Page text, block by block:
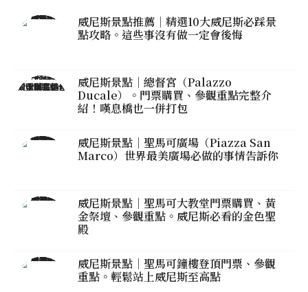
威尼斯景點推薦｜精選10大威尼斯必踩景
點攻略。這些事沒有做一定會後悔
威尼斯景點｜總督宮（Palazzo
Ducale）。門票購買、參觀重點完整介
紹！嘆息橋也一併打包
威尼斯景點｜聖馬可廣場（Piazza San
Marco）世界最美廣場必做的事情告訴你
威尼斯景點｜聖馬可大教堂門票購買、黃
金祭壇、參觀重點。威尼斯必看的金色聖
殿
威尼斯景點｜聖馬可鐘樓登頂門票、參觀
重點。輕鬆站上威尼斯至高點